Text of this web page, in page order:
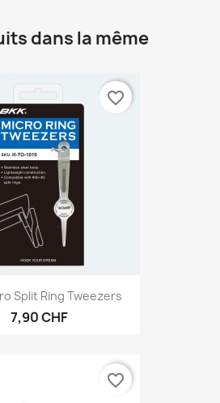
dans la même
Split Ring Tweezers
7,90 CHF
favorite_border
favorite_border